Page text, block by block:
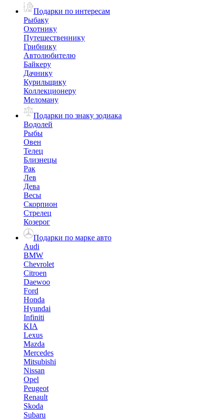
Подарки по интересам
Рыбаку
Охотнику
Путешественнику
Грибнику
Автолюбителю
Байкеру
Дачнику
Курильщику
Коллекционеру
Меломану
Подарки по знаку зодиака
Водолей
Рыбы
Овен
Телец
Близнецы
Рак
Лев
Дева
Весы
Скорпион
Стрелец
Козерог
Подарки по марке авто
Audi
BMW
Chevrolet
Citroen
Daewoo
Ford
Honda
Hyundai
Infiniti
KIA
Lexus
Mazda
Mercedes
Mitsubishi
Nissan
Opel
Peugeot
Renault
Skoda
Subaru